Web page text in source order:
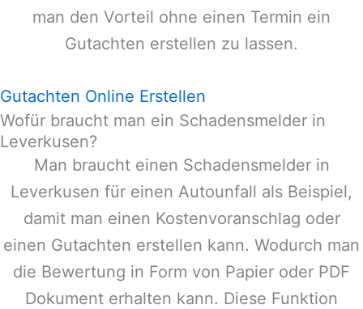
man den Vorteil ohne einen Termin ein
Gutachten erstellen zu lassen.
Gutachten Online Erstellen
Wofür braucht man ein Schadensmelder in
Leverkusen?
Man braucht einen Schadensmelder in
Leverkusen für einen Autounfall als Beispiel,
damit man einen Kostenvoranschlag oder
einen Gutachten erstellen kann. Wodurch man
die Bewertung in Form von Papier oder PDF
Dokument erhalten kann. Diese Funktion